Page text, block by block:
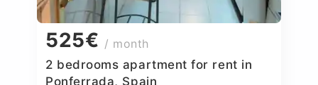
525€ / month
2 bedrooms apartment for rent in
Ponferrada, Spain